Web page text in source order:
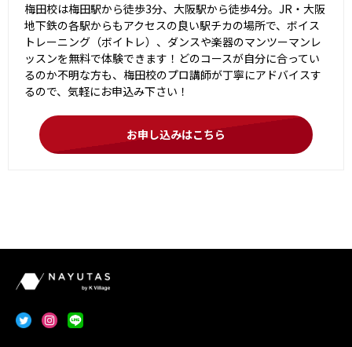
梅田校は梅田駅から徒歩3分、大阪駅から徒歩4分。JR・大阪
地下鉄の各駅からもアクセスの良い駅チカの場所で、ボイス
トレーニング（ボイトレ）、ダンスや楽器のマンツーマンレ
ッスンを無料で体験できます！どのコースが自分に合ってい
るのか不明な方も、梅田校のプロ講師が丁寧にアドバイスす
るので、気軽にお申込み下さい！
お申し込みはこちら